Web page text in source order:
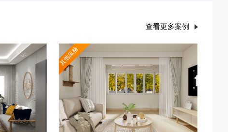
查看更多案例
其他风格